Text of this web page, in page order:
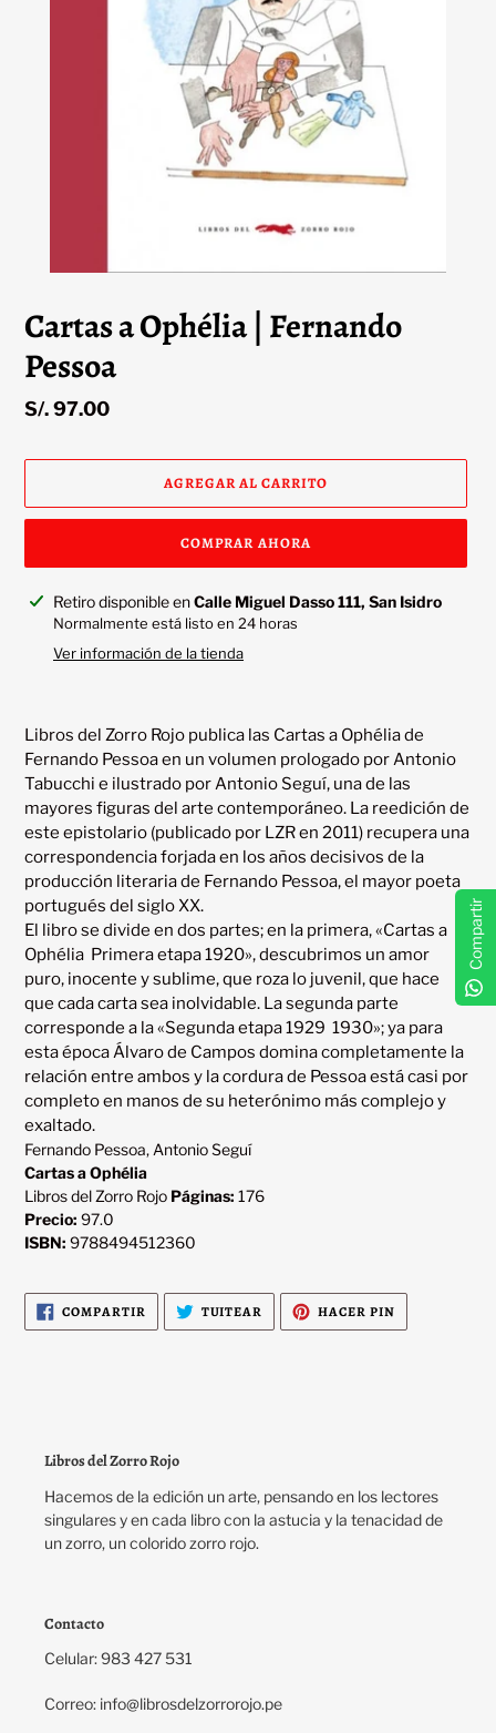
Cartas a Ophélia | Fernando
Pessoa
Precio
S/. 97.00
AGREGAR AL CARRITO
COMPRAR AHORA
Agregando
producto
Retiro disponible enCalle Miguel Dasso 111, San Isidro
Normalmente está listo en 24 horas
Ver información de la tienda
Libros del Zorro Rojo publica las Cartas a Ophélia de
Fernando Pessoa en un volumen prologado por Antonio
Tabucchi e ilustrado por Antonio Seguí, una de las
mayores figuras del arte contemporáneo. La reedición de
este epistolario (publicado por LZR en 2011) recupera una
correspondencia forjada en los años decisivos de la
producción literaria de Fernando Pessoa, el mayor poeta
portugués del siglo XX.
El libro se divide en dos partes; en la primera, «Cartas a
Ophélia  Primera etapa 1920», descubrimos un amor
puro, inocente y sublime, que roza lo juvenil, que hace
que cada carta sea inolvidable. La segunda parte
corresponde a la «Segunda etapa 1929  1930»; ya para
esta época Álvaro de Campos domina completamente la
relación entre ambos y la cordura de Pessoa está casi por
completo en manos de su heterónimo más complejo y
Fernando Pessoa, Antonio Seguí
Cartas a Ophélia
Libros del Zorro Rojo Páginas: 176
Precio: 97.0
ISBN: 9788494512360
COMPARTIR COMPARTIR
EN
FACEBOOK
TUITEAR TUITEAR
TWITTER
HACER PINPINEAR
PINTEREST
Libros del Zorro Rojo
Hacemos de la edición un arte, pensando en los lectores
singulares y en cada libro con la astucia y la tenacidad de
un zorro, un colorido zorro rojo.
Contacto
Celular: 983 427 531
Correo: info@librosdelzorrorojo.pe
Compartir